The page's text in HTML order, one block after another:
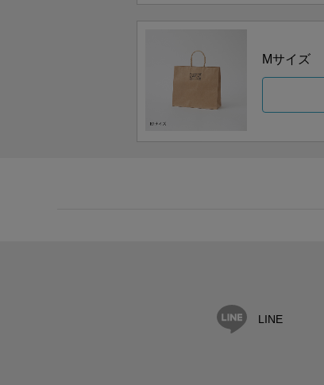
Mサイズ
LINE